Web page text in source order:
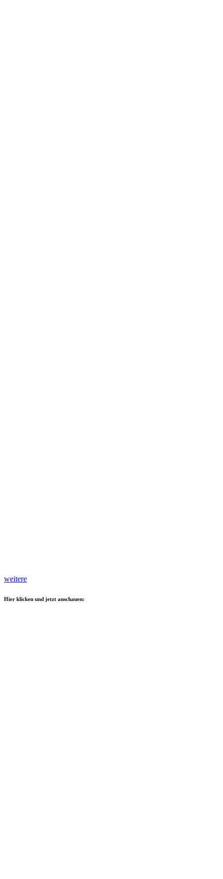
weitere
Hier klicken und jetzt anschauen: